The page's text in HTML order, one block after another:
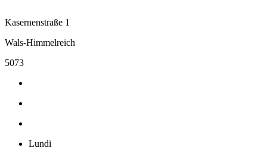
Kasernenstraße 1
Wals-Himmelreich
5073
Lundi